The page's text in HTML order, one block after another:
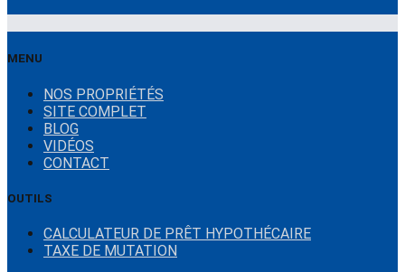
MENU
NOS PROPRIÉTÉS
SITE COMPLET
BLOG
VIDÉOS
CONTACT
OUTILS
CALCULATEUR DE PRÊT HYPOTHÉCAIRE
TAXE DE MUTATION